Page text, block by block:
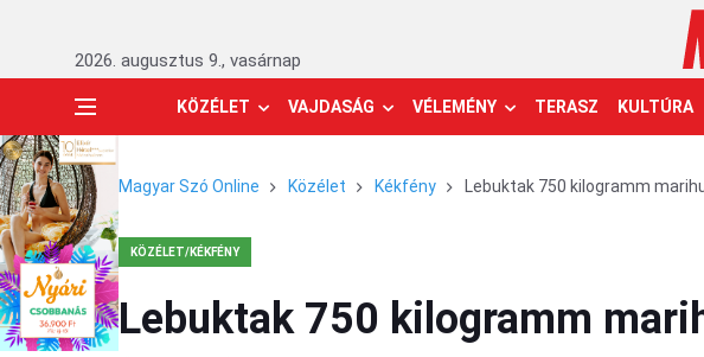
2026. augusztus 9., vasárnap
KÖZÉLET VAJDASÁG VÉLEMÉNY TERASZ KULTÚRA
Magyar Szó Online Közélet Kékfény Lebuktak 750 kilogramm
KÖZÉLET/KÉKFÉNY
Lebuktak 750 kilogramm